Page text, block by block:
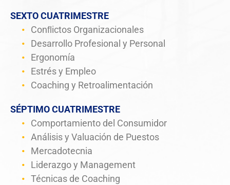
SEXTO CUATRIMESTRE
Conﬂictos Organizacionales
Desarrollo Profesional y Personal
Ergonomía
Estrés y Empleo
Coaching y Retroalimentación
SÉPTIMO CUATRIMESTRE
Comportamiento del Consumidor
Análisis y Valuación de Puestos
Mercadotecnia
Liderazgo y Management
Técnicas de Coaching